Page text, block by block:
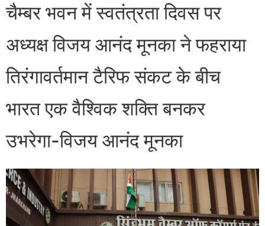
चैम्बर भवन में स्वतंत्रता दिवस पर
अध्यक्ष विजय आनंद मूनका ने फहराया
तिरंगावर्तमान टैरिफ संकट के बीच
भारत एक वैश्विक शक्ति बनकर
उभरेगा-विजय आनंद मूनका